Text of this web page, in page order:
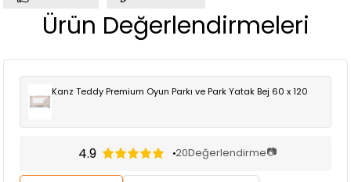
Ürün Değerlendirmeleri
Kanz Teddy Premium Oyun Parkı ve Park Yatak Bej 60 x 120
4.9 20Değerlendirme📷